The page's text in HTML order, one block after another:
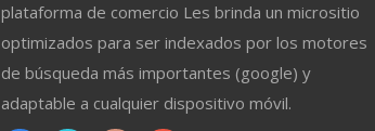
plataforma de comercio Les brinda un micrositio
optimizados para ser indexados por los motores
de búsqueda más importantes (google) y
adaptable a cualquier dispositivo móvil.